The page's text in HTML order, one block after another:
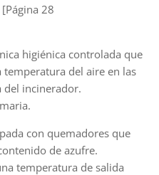
28
higiénica controlada que
del aire en las
del incinerador.
con quemadores que
de azufre.
temperatura de salida